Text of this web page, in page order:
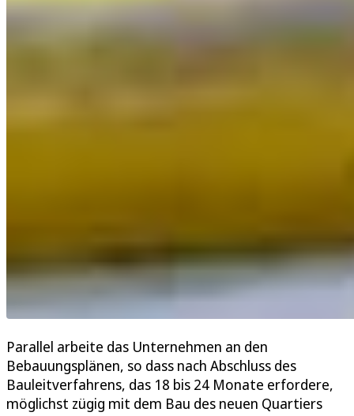
Parallel arbeite das Unternehmen an den
Bebauungsplänen, so dass nach Abschluss des
Bauleitverfahrens, das 18 bis 24 Monate erfordere,
möglichst zügig mit dem Bau des neuen Quartiers